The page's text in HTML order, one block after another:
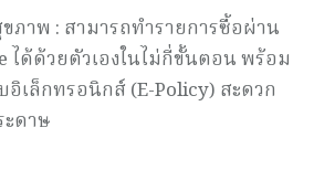
ภาพ : สามารถทำรายการซื้อผ่าน
ได้ด้วยตัวเองในไม่กี่ขั้นตอน พร้อม
เล็กทรอนิกส์ (E-Policy) สะดวก
ดาษ